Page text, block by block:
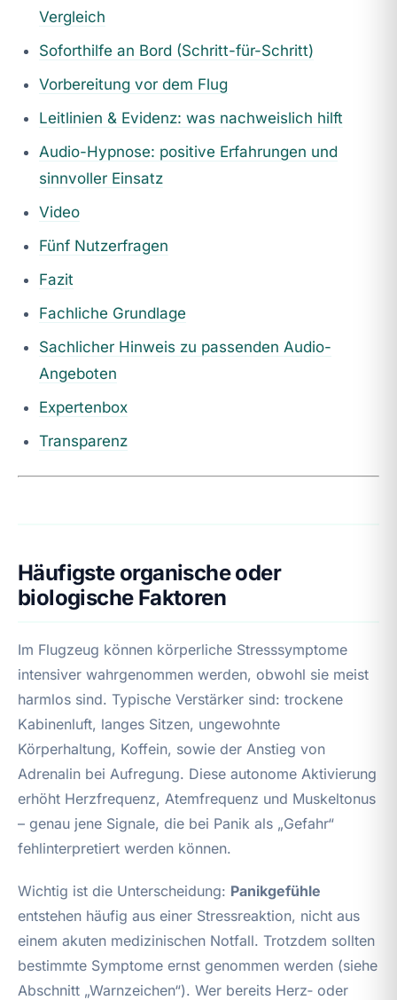
Vergleich
Soforthilfe an Bord (Schritt-für-Schritt)
Vorbereitung vor dem Flug
Leitlinien & Evidenz: was nachweislich hilft
Audio-Hypnose: positive Erfahrungen und
sinnvoller Einsatz
Video
Fünf Nutzerfragen
Fazit
Fachliche Grundlage
Sachlicher Hinweis zu passenden Audio-
Angeboten
Expertenbox
Transparenz
Häufigste organische oder
biologische Faktoren
Im Flugzeug können körperliche Stresssymptome
intensiver wahrgenommen werden, obwohl sie meist
harmlos sind. Typische Verstärker sind: trockene
Kabinenluft, langes Sitzen, ungewohnte
Körperhaltung, Koffein, sowie der Anstieg von
Adrenalin bei Aufregung. Diese autonome Aktivierung
erhöht Herzfrequenz, Atemfrequenz und Muskeltonus
– genau jene Signale, die bei Panik als „Gefahr“
fehlinterpretiert werden können.
Wichtig ist die Unterscheidung: Panikgefühle
entstehen häufig aus einer Stressreaktion, nicht aus
einem akuten medizinischen Notfall. Trotzdem sollten
bestimmte Symptome ernst genommen werden (siehe
Abschnitt „Warnzeichen“). Wer bereits Herz‑ oder